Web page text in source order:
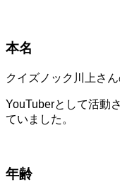
本名
クイズノック川上さ
YouTuberとして活動
ていました。
年齢